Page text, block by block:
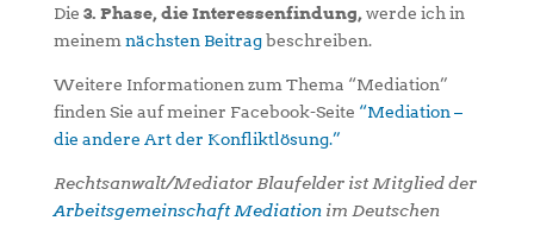
Die 3. Phase, die Interessenfindung, werde ich in
meinem nächsten Beitragbeschreiben.
Weitere Informationen zum Thema “Mediation”
finden Sie auf meiner Facebook-Seite “Mediation –
die andere Art der Konfliktlösung.”
Rechtsanwalt/Mediator Blaufelder ist Mitglied der
Arbeitsgemeinschaft Mediationim Deutschen